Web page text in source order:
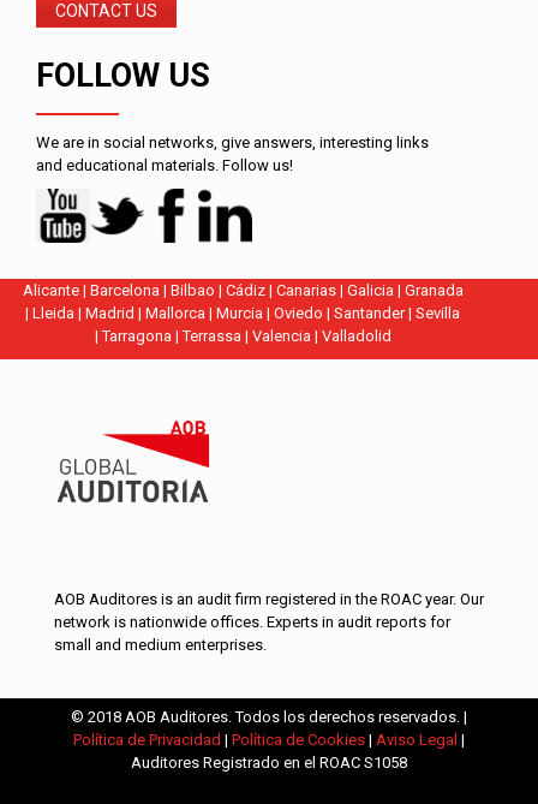
CONTACT US
FOLLOW US
We are in social networks, give answers, interesting links
and educational materials. Follow us!
Alicante | Barcelona | Bilbao | Cádiz | Canarias | Galicia | Granada
|Lleida|Madrid|Mallorca|Murcia|Oviedo|Santander|Sevilla
|Tarragona |Terrassa | Valencia | Valladolid
AOB Auditores is an audit firm registered in the ROAC year. Our
network is nationwide offices. Experts in audit reports for
small and medium enterprises.
© 2018 AOB Auditores. Todos los derechos reservados. |
Política de Privacidad | Política de Cookies | Aviso Legal |
Auditores Registrado en el ROAC S1058